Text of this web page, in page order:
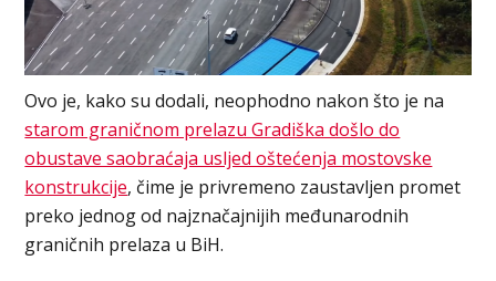
Ovo je, kako su dodali, neophodno nakon što je na
starom graničnom prelazu Gradiška došlo do
obustave saobraćaja usljed oštećenja mostovske
konstrukcije, čime je privremeno zaustavljen promet
preko jednog od najznačajnijih međunarodnih
graničnih prelaza u BiH.